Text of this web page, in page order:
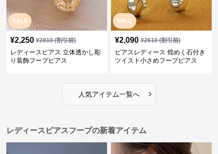
SALE
¥2,250 ¥2810(割引前)
レディースピアス 立体透かし彫
り装飾フープピアス
SALE
¥2,090 ¥2610(割引前)
ピアスレディース 煌めく石付き
ツイスト小さめフープピアス
人気アイテム一覧へ ›
レディースピアスフープの新着アイテム